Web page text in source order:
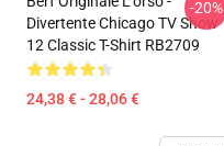
Divertente Chicago TV Show
12 Classic T-Shirt RB2709
24,38 € - 28,06 €
-20%